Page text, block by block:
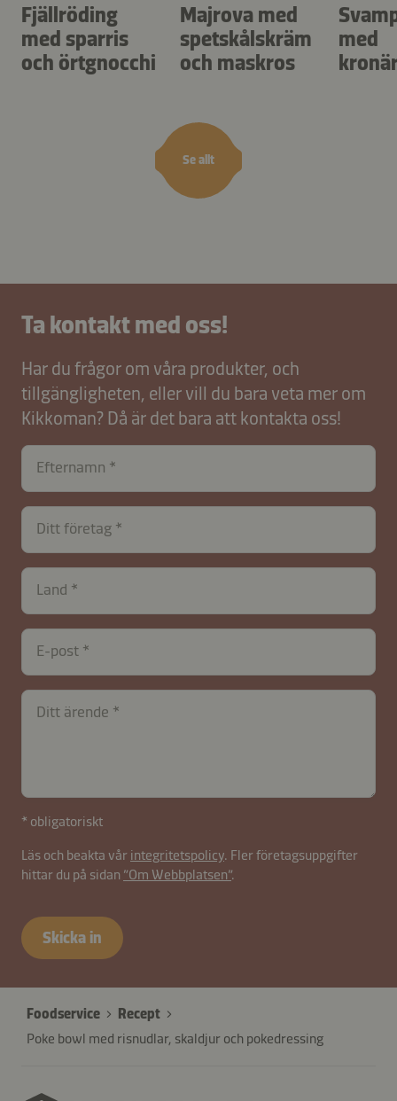
Se allt
Fjällröding
med sparris
och örtgnocchi
Majrova med
spetskålskräm
och maskros
med
Ta kontakt med oss!
Har du frågor om våra produkter, och
tillgängligheten, eller vill du bara veta mer om
Kikkoman? Då är det bara att kontakta oss!
Efternamn
Ditt företag
Land
E-post
contactSE-
B2B-
Ditt ärende
* obligatoriskt
Läs och beakta vår integritetspolicy. Fler företagsuppgifter
hittar du på sidan ”Om Webbplatsen”.
Skicka in
Foodservice
Recept
Poke bowl med risnudlar, skaldjur och pokedressing